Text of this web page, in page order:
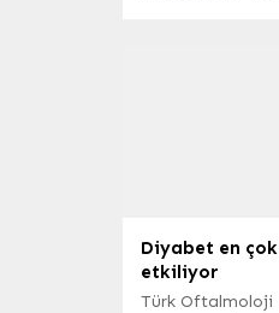
Ocak tarihlerinde
“Edirne Devlet
Sahnesi”nde;
Diyabet en
etkiliyor
Türk Oftalmoloji